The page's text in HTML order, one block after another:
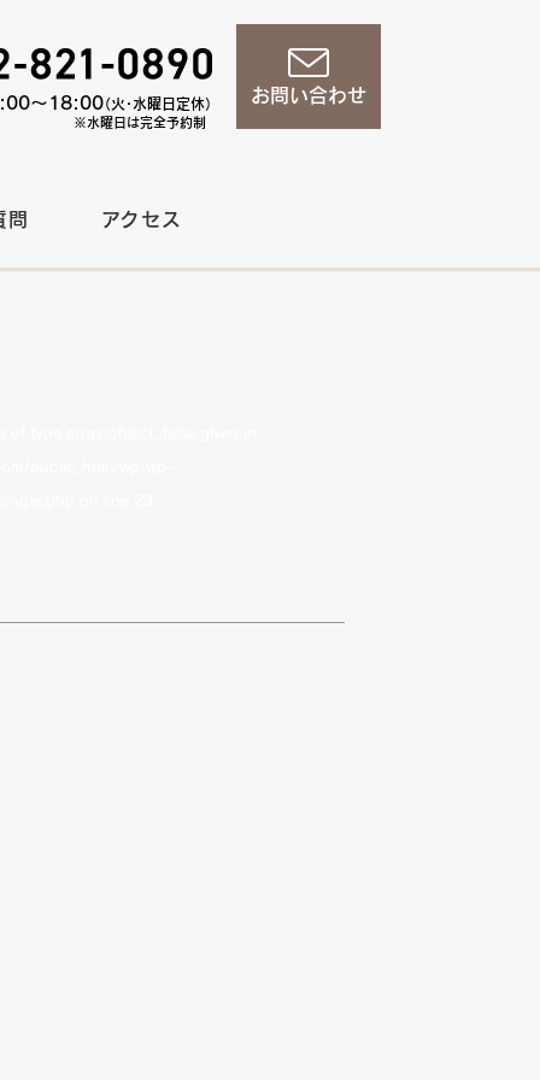
お問い合わせ
〜18:00（火・水曜日定休）
※水曜日は完全予約制
問 アクセス